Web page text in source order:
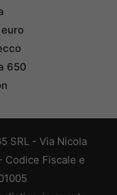
650
SRL - Via Nicola
Codice Fiscale e